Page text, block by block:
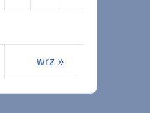
wrz »